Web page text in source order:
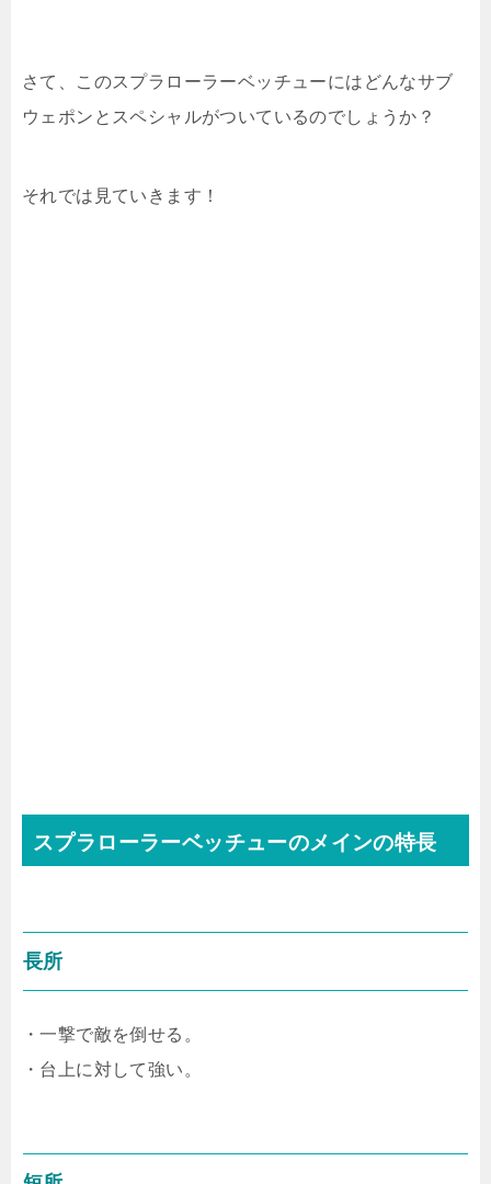
さて、このスプラローラーベッチューにはどんなサブ
ウェポンとスペシャルがついているのでしょうか？
それでは見ていきます！
スプラローラーベッチューのメインの特長
長所
・一撃で敵を倒せる。
・台上に対して強い。